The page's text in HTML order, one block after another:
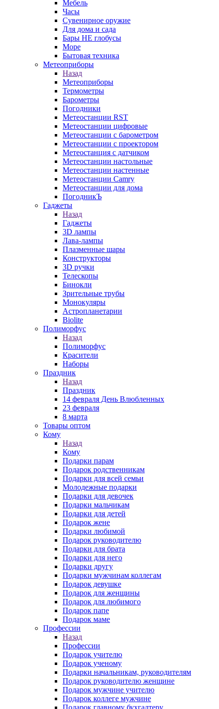
Мебель
Часы
Сувенирное оружие
Для дома и сада
Бары НЕ глобусы
Море
Бытовая техника
Метеоприборы
Назад
Метеоприборы
Термометры
Барометры
Погодники
Метеостанции RST
Метеостанции цифровые
Метеостанции с барометром
Метеостанции с проектором
Метеостанция с датчиком
Метеостанции настольные
Метеостанции настенные
Метеостанции Camry
Метеостанции для дома
ПогодникЪ
Гаджеты
Назад
Гаджеты
3D лампы
Лава-лампы
Плазменные шары
Конструкторы
3D ручки
Телескопы
Бинокли
Зрительные трубы
Монокуляры
Астропланетарии
Biolite
Полиморфус
Назад
Полиморфус
Красители
Наборы
Праздник
Назад
Праздник
14 февраля День Влюбленных
23 февраля
8 марта
Товары оптом
Кому
Назад
Кому
Подарки парам
Подарок родственникам
Подарки для всей семьи
Молодежные подарки
Подарки для девочек
Подарки мальчикам
Подарки для детей
Подарок жене
Подарки любимой
Подарок руководителю
Подарки для брата
Подарки для него
Подарки другу
Подарки мужчинам коллегам
Подарок девушке
Подарок для женщины
Подарок для любимого
Подарок папе
Подарок маме
Профессии
Назад
Профессии
Подарок учителю
Подарок ученому
Подарки начальникам, руководителям
Подарок руководителю женщине
Подарок мужчине учителю
Подарок коллеге мужчине
Подарок главному бухгалтеру